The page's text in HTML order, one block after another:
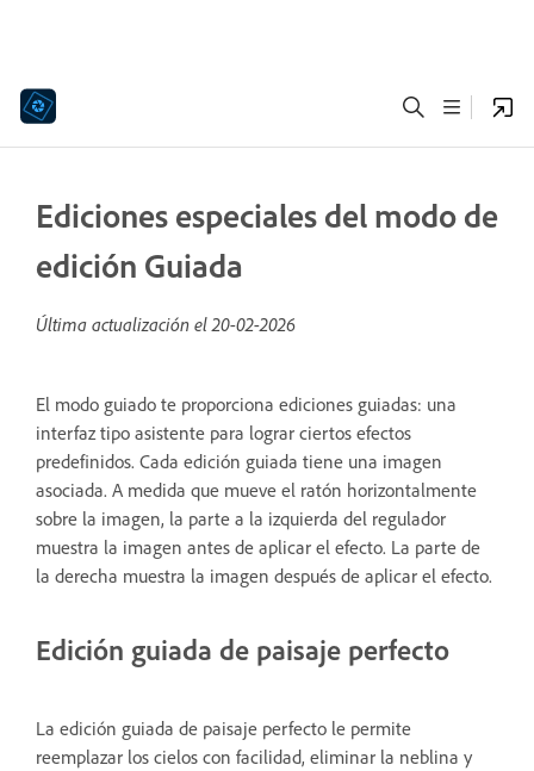
Ediciones especiales del modo de
edición Guiada
Última actualización el20-02-2026
El modo guiado te proporciona ediciones guiadas: una
interfaz tipo asistente para lograr ciertos efectos
predefinidos. Cada edición guiada tiene una imagen
asociada. A medida que mueve el ratón horizontalmente
sobre la imagen, la parte a la izquierda del regulador
muestra la imagen antes de aplicar el efecto. La parte de
la derecha muestra la imagen después de aplicar el efecto.
Edición guiada de paisaje perfecto
La edición guiada de paisaje perfecto le permite
reemplazar los cielos con facilidad, eliminar la neblina y